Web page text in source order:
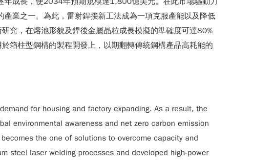
業之一。為此，雷射銲接新工法成為一項克服產能以及降低
究，在熔池形貌及銲後金屬晶粒成長模擬的準確度可達80%
箱柱型鋼構的製程開發上，以期翻轉傳統鋼構產品高耗能的
for housing and factory expanding. As a result, the
environmental awareness and net zero carbon emission
the one of solutions to overcome capacity and
steel laser welding processes and developed high-power